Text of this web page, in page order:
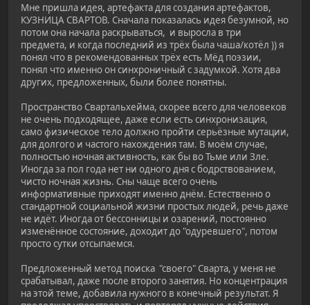
Мне пришла идея, артефакта для создания артефактов,
КУЗНИЦА СВАРТОВ. Сначала показалась идея безумной, но
потом она начала раскрываться, и выросла в три
предмета, и когда последний из трёх была чаша/котёл )) я
понял что в рекомендованных трёх есть Мёд поэзии,
понял что именно он синхроничный с задумкой. Хотя два
других, предложенных, были более понятны.
Пространство Свартальхейма, скорее всего для человеков
не очень подходящее, даже если есть синхронизация,
само физическое тело должно пройти серьёзные мутации,
для долгого и частого нахождения там. В моём случае,
полностью ночная активность, как бы во Тьме или Зле.
Иногда за пол года нет ни одного дня с бодрствованием,
чисто ночная жизнь. Сны чаще всего очень
информативные приходят именно днём. Естественно о
стандартной социальной жизни простых людей, речь даже
не идёт. Иногда от бессонницы и озарений, постоянно
изменённое состояние, доходит до "одуревшего", потом
просто сутки отсыпаемся.
Предложенный метод поиска "своего" Сварта, у меня не
срабатывал, даже после второго занятия. Но концентрация
на этой теме, добавила нужного в конечный результат. Я